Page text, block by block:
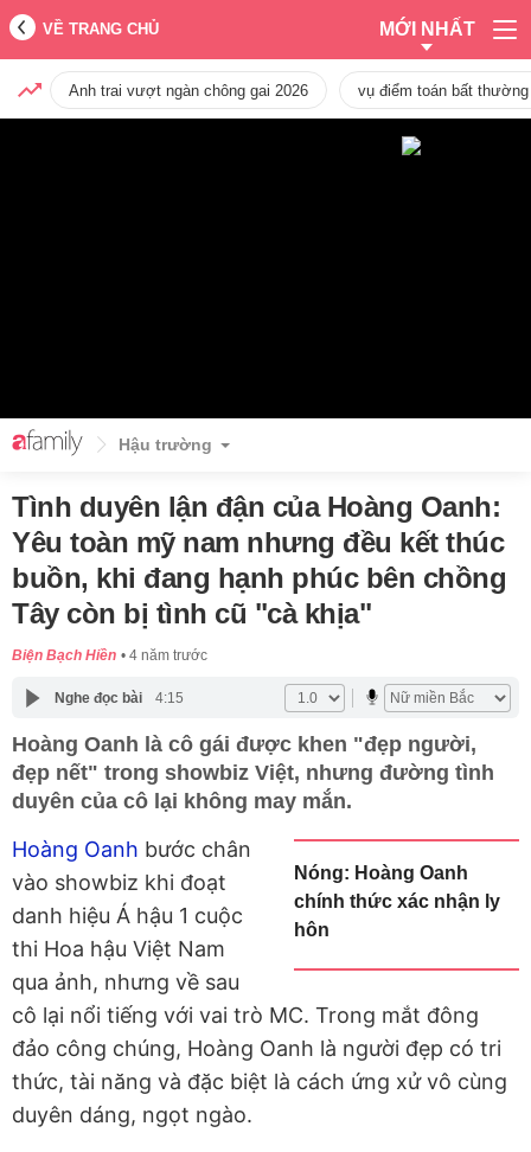
VỀ TRANG CHỦ MỚI NHẤT
Anh trai vượt ngàn chông gai 2026 vụ điểm toán bất
Hậu trường
Tình duyên lận đận của Hoàng Oanh:
Yêu toàn mỹ nam nhưng đều kết thúc
buồn, khi đang hạnh phúc bên chồng
Tây còn bị tình cũ "cà khịa"
Biện Bạch Hiền 4 năm trước
Nghe đọc bài 4:15
Hoàng Oanh là cô gái được khen "đẹp người,
đẹp nết" trong showbiz Việt, nhưng đường tình
duyên của cô lại không may mắn.
Nóng: Hoàng Oanh
chính thức xác nhận ly
hôn
Hoàng Oanh bước chân
vào showbiz khi đoạt
danh hiệu Á hậu 1 cuộc
thi Hoa hậu Việt Nam
qua ảnh, nhưng về sau
cô lại nổi tiếng với vai trò MC. Trong mắt đông
đảo công chúng, Hoàng Oanh là người đẹp có tri
thức, tài năng và đặc biệt là cách ứng xử vô cùng
duyên dáng, ngọt ngào.